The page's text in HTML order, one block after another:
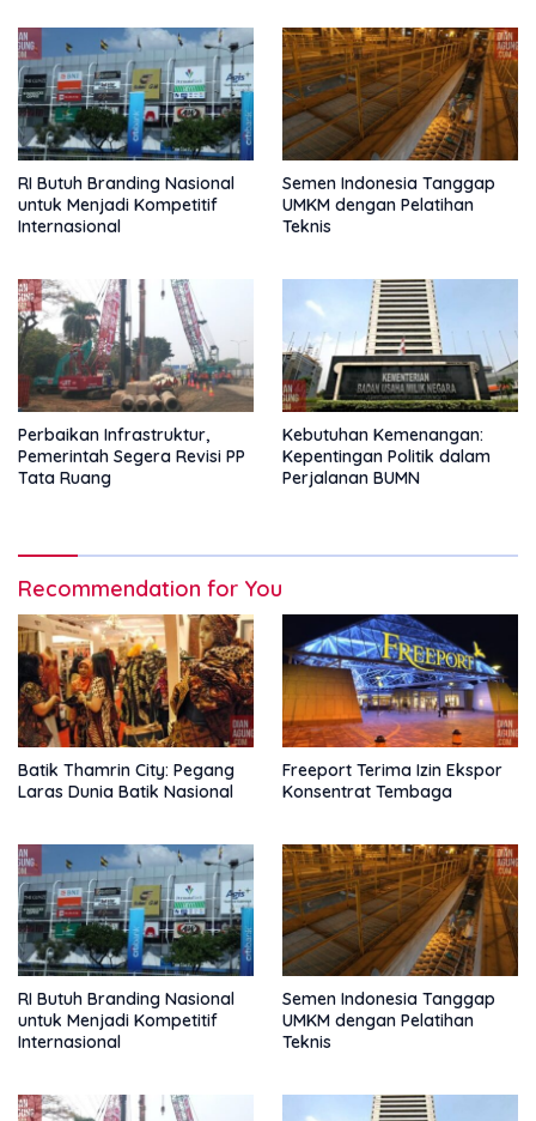
RI Butuh Branding Nasional
untuk Menjadi Kompetitif
Internasional
Semen Indonesia Tanggap
UMKM dengan Pelatihan
Teknis
Perbaikan Infrastruktur,
Pemerintah Segera Revisi PP
Tata Ruang
Kebutuhan Kemenangan:
Kepentingan Politik dalam
Perjalanan BUMN
Recommendation for You
Batik Thamrin City: Pegang
Laras Dunia Batik Nasional
Freeport Terima Izin Ekspor
Konsentrat Tembaga
RI Butuh Branding Nasional
untuk Menjadi Kompetitif
Internasional
Semen Indonesia Tanggap
UMKM dengan Pelatihan
Teknis